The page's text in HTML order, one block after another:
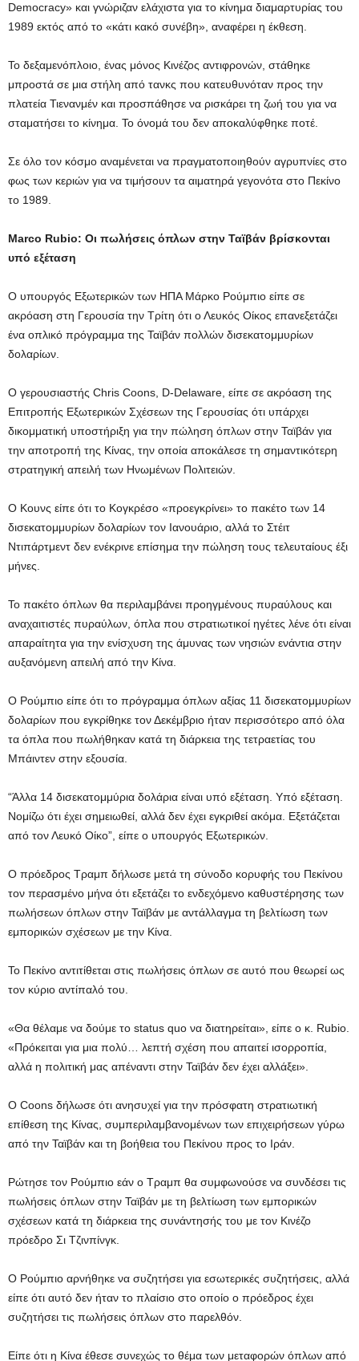
Democracy» και γνώριζαν ελάχιστα για το κίνημα διαμαρτυρίας του
1989 εκτός από το «κάτι κακό συνέβη», αναφέρει η έκθεση.
Το δεξαμενόπλοιο, ένας μόνος Κινέζος αντιφρονών, στάθηκε
μπροστά σε μια στήλη από τανκς που κατευθυνόταν προς την
πλατεία Τιενανμέν και προσπάθησε να ρισκάρει τη ζωή του για να
σταματήσει το κίνημα. Το όνομά του δεν αποκαλύφθηκε ποτέ.
Σε όλο τον κόσμο αναμένεται να πραγματοποιηθούν αγρυπνίες στο
φως των κεριών για να τιμήσουν τα αιματηρά γεγονότα στο Πεκίνο
το 1989.
Marco Rubio: Οι πωλήσεις όπλων στην Ταϊβάν βρίσκονται
υπό εξέταση
Ο υπουργός Εξωτερικών των ΗΠΑ Μάρκο Ρούμπιο είπε σε
ακρόαση στη Γερουσία την Τρίτη ότι ο Λευκός Οίκος επανεξετάζει
ένα οπλικό πρόγραμμα της Ταϊβάν πολλών δισεκατομμυρίων
δολαρίων.
Ο γερουσιαστής Chris Coons, D-Delaware, είπε σε ακρόαση της
Επιτροπής Εξωτερικών Σχέσεων της Γερουσίας ότι υπάρχει
δικομματική υποστήριξη για την πώληση όπλων στην Ταϊβάν για
την αποτροπή της Κίνας, την οποία αποκάλεσε τη σημαντικότερη
στρατηγική απειλή των Ηνωμένων Πολιτειών.
Ο Κουνς είπε ότι το Κογκρέσο «προεγκρίνει» το πακέτο των 14
δισεκατομμυρίων δολαρίων τον Ιανουάριο, αλλά το Στέιτ
Ντιπάρτμεντ δεν ενέκρινε επίσημα την πώληση τους τελευταίους έξι
μήνες.
Το πακέτο όπλων θα περιλαμβάνει προηγμένους πυραύλους και
αναχαιτιστές πυραύλων, όπλα που στρατιωτικοί ηγέτες λένε ότι είναι
απαραίτητα για την ενίσχυση της άμυνας των νησιών ενάντια στην
αυξανόμενη απειλή από την Κίνα.
Ο Ρούμπιο είπε ότι το πρόγραμμα όπλων αξίας 11 δισεκατομμυρίων
δολαρίων που εγκρίθηκε τον Δεκέμβριο ήταν περισσότερο από όλα
τα όπλα που πωλήθηκαν κατά τη διάρκεια της τετραετίας του
Μπάιντεν στην εξουσία.
“Άλλα 14 δισεκατομμύρια δολάρια είναι υπό εξέταση. Υπό εξέταση.
Νομίζω ότι έχει σημειωθεί, αλλά δεν έχει εγκριθεί ακόμα. Εξετάζεται
από τον Λευκό Οίκο”, είπε ο υπουργός Εξωτερικών.
Ο πρόεδρος Τραμπ δήλωσε μετά τη σύνοδο κορυφής του Πεκίνου
τον περασμένο μήνα ότι εξετάζει το ενδεχόμενο καθυστέρησης των
πωλήσεων όπλων στην Ταϊβάν με αντάλλαγμα τη βελτίωση των
εμπορικών σχέσεων με την Κίνα.
Το Πεκίνο αντιτίθεται στις πωλήσεις όπλων σε αυτό που θεωρεί ως
τον κύριο αντίπαλό του.
«Θα θέλαμε να δούμε το status quo να διατηρείται», είπε ο κ. Rubio.
«Πρόκειται για μια πολύ… λεπτή σχέση που απαιτεί ισορροπία,
αλλά η πολιτική μας απέναντι στην Ταϊβάν δεν έχει αλλάξει».
Ο Coons δήλωσε ότι ανησυχεί για την πρόσφατη στρατιωτική
επίθεση της Κίνας, συμπεριλαμβανομένων των επιχειρήσεων γύρω
από την Ταϊβάν και τη βοήθεια του Πεκίνου προς το Ιράν.
Ρώτησε τον Ρούμπιο εάν ο Τραμπ θα συμφωνούσε να συνδέσει τις
πωλήσεις όπλων στην Ταϊβάν με τη βελτίωση των εμπορικών
σχέσεων κατά τη διάρκεια της συνάντησής του με τον Κινέζο
πρόεδρο Σι Τζινπίνγκ.
Ο Ρούμπιο αρνήθηκε να συζητήσει για εσωτερικές συζητήσεις, αλλά
είπε ότι αυτό δεν ήταν το πλαίσιο στο οποίο ο πρόεδρος έχει
συζητήσει τις πωλήσεις όπλων στο παρελθόν.
Είπε ότι η Κίνα έθεσε συνεχώς το θέμα των μεταφορών όπλων από